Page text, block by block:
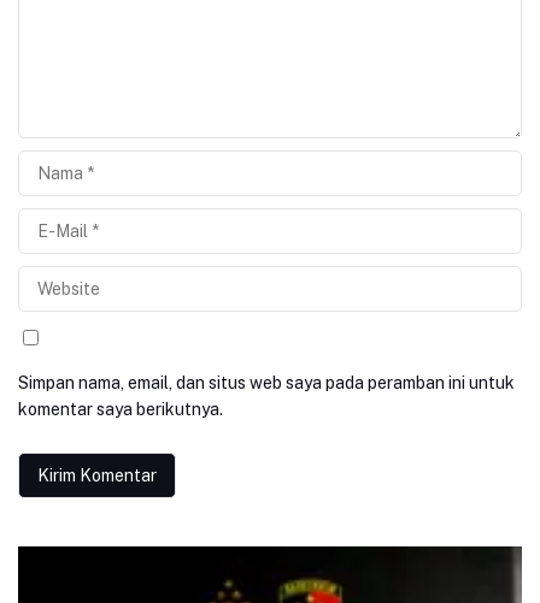
Simpan nama, email, dan situs web saya pada peramban ini untuk
komentar saya berikutnya.